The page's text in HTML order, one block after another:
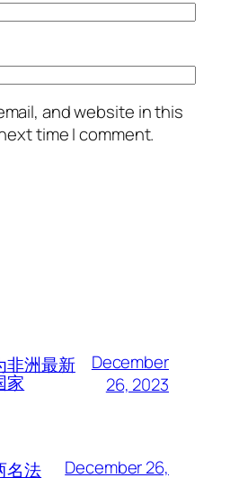
and website in this
time I comment.
非洲最新
家
December
26, 2023
名法
December 26,